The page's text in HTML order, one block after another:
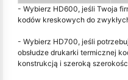
- Wybierz HD600, jeśli Twoja
kodów kreskowych do
- Wybierz HD700, jeśli
obsłudze drukarki termicznej
konstrukcją i szeroką